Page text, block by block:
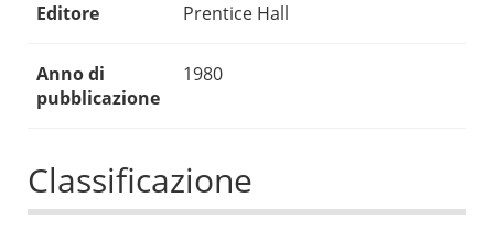
Editore Prentice Hall
Anno di
pubblicazione
1980
Classificazione